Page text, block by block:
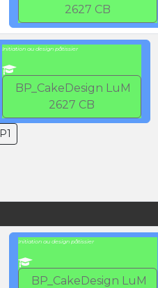
2627 CB
Initiation au design pâtissier
BP_CakeDesign LuM
2627 CB
P1
Initiation au design pâtissier
BP_CakeDesign LuM